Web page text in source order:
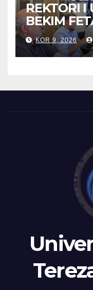
REKTORI I
BEKIM
TAKIM
SH.A
LATIFIN
KOR 9, 2026